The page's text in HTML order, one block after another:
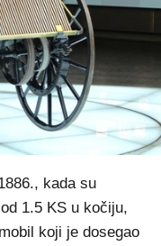
kada su
1.5 KS u kočiju,
koji je dosegao